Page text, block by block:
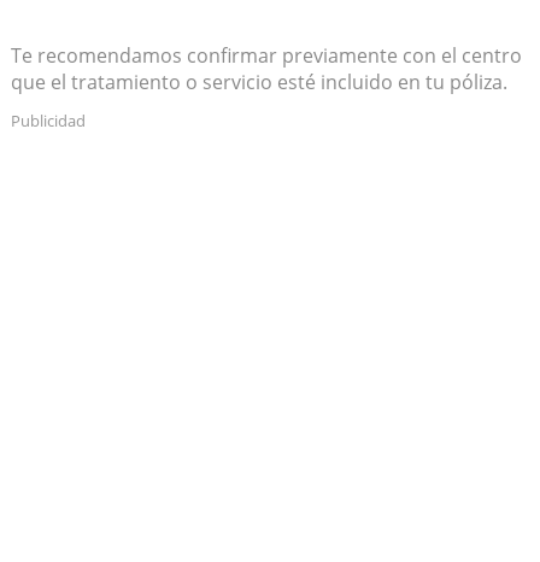
Te recomendamos confirmar previamente con el centro
que el tratamiento o servicio esté incluido en tu póliza.
Publicidad